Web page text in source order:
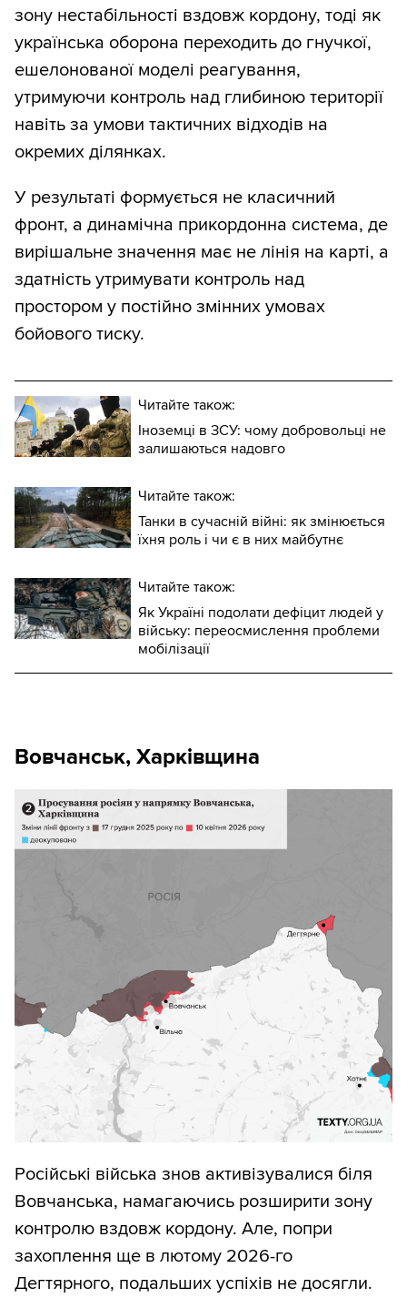
зону нестабільності вздовж кордону, тоді як
українська оборона переходить до гнучкої,
ешелонованої моделі реагування,
утримуючи контроль над глибиною території
навіть за умови тактичних відходів на
окремих ділянках.
У результаті формується не класичний
фронт, а динамічна прикордонна система, де
вирішальне значення має не лінія на карті, а
здатність утримувати контроль над
простором у постійно змінних умовах
бойового тиску.
Читайте також:
Іноземці в ЗСУ: чому добровольці не
залишаються надовго
Читайте також:
Танки в сучасній війні: як змінюється
їхня роль і чи є в них майбутнє
Читайте також:
Як Україні подолати дефіцит людей у
війську: переосмислення проблеми
мобілізації
Вовчанськ, Харківщина
Російські війська знов активізувалися біля
Вовчанська, намагаючись розширити зону
контролю вздовж кордону. Але, попри
захоплення ще в лютому 2026-го
Дегтярного, подальших успіхів не досягли.